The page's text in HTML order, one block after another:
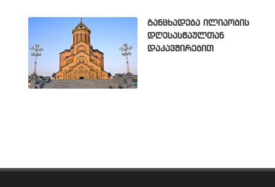
განცხადება ილიაობის
დღესასწაულთან
დაკავშირებით